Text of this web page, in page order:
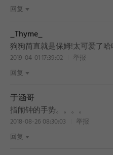
回复
_Thyme_
狗狗简直就是保姆!太可爱了
2019-04-01 17:39:02
举报
回复
于涵哥
指闹钟的手势。。。。
2018-08-26 08:30:03
举报
回复